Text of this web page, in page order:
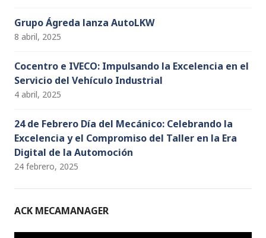
Grupo Ágreda lanza AutoLKW
8 abril, 2025
Cocentro e IVECO: Impulsando la Excelencia en el
Servicio del Vehículo Industrial
4 abril, 2025
24 de Febrero Día del Mecánico: Celebrando la
Excelencia y el Compromiso del Taller en la Era
Digital de la Automoción
24 febrero, 2025
ACK MECAMANAGER